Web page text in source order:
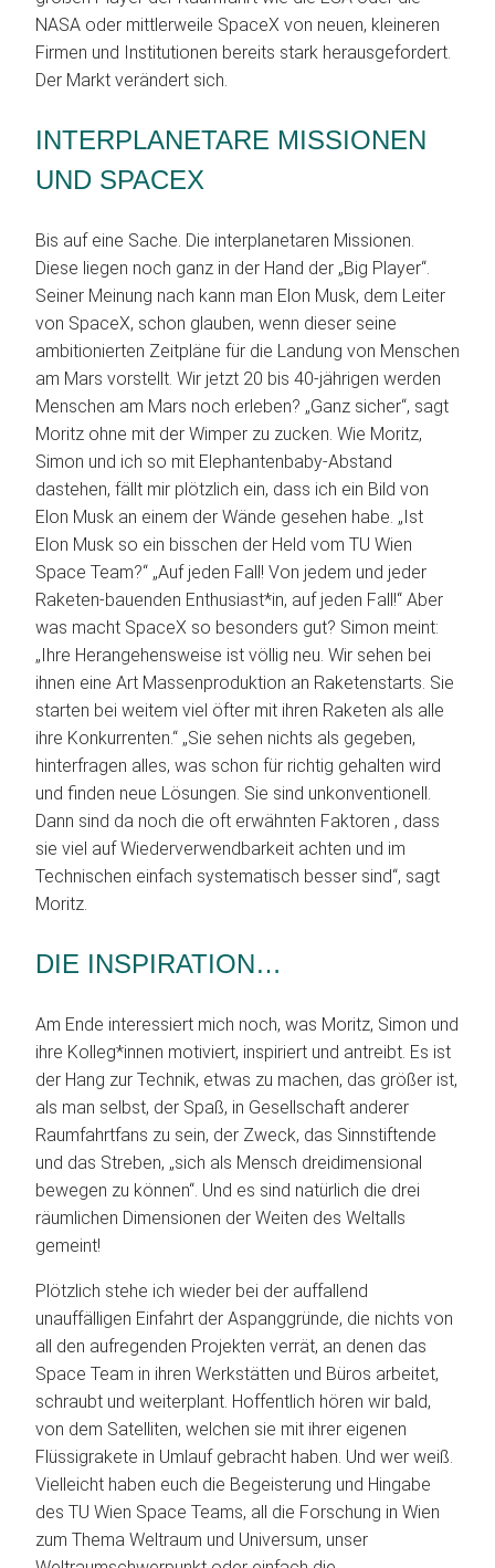
NASA oder mittlerweile SpaceX von neuen, kleineren
Firmen und Institutionen bereits stark herausgefordert.
Der Markt verändert sich.
INTERPLANETARE MISSIONEN
UND SPACEX
Bis auf eine Sache. Die interplanetaren Missionen.
Diese liegen noch ganz in der Hand der „Big Player“.
Seiner Meinung nach kann man Elon Musk, dem Leiter
von SpaceX, schon glauben, wenn dieser seine
ambitionierten Zeitpläne für die Landung von Menschen
am Mars vorstellt. Wir jetzt 20 bis 40-jährigen werden
Menschen am Mars noch erleben? „Ganz sicher“, sagt
Moritz ohne mit der Wimper zu zucken. Wie Moritz,
Simon und ich so mit Elephantenbaby-Abstand
dastehen, fällt mir plötzlich ein, dass ich ein Bild von
Elon Musk an einem der Wände gesehen habe. „Ist
Elon Musk so ein bisschen der Held vom TU Wien
Space Team?“ „Auf jeden Fall! Von jedem und jeder
Raketen-bauenden Enthusiast*in, auf jeden Fall!“ Aber
was macht SpaceX so besonders gut? Simon meint:
„Ihre Herangehensweise ist völlig neu. Wir sehen bei
ihnen eine Art Massenproduktion an Raketenstarts. Sie
starten bei weitem viel öfter mit ihren Raketen als alle
ihre Konkurrenten.“ „Sie sehen nichts als gegeben,
hinterfragen alles, was schon für richtig gehalten wird
und finden neue Lösungen. Sie sind unkonventionell.
Dann sind da noch die oft erwähnten Faktoren , dass
sie viel auf Wiederverwendbarkeit achten und im
Technischen einfach systematisch besser sind“, sagt
Moritz.
DIE INSPIRATION…
Am Ende interessiert mich noch, was Moritz, Simon und
ihre Kolleg*innen motiviert, inspiriert und antreibt. Es ist
der Hang zur Technik, etwas zu machen, das größer ist,
als man selbst, der Spaß, in Gesellschaft anderer
Raumfahrtfans zu sein, der Zweck, das Sinnstiftende
und das Streben, „sich als Mensch dreidimensional
bewegen zu können“. Und es sind natürlich die drei
räumlichen Dimensionen der Weiten des Weltalls
gemeint!
Plötzlich stehe ich wieder bei der auffallend
unauffälligen Einfahrt der Aspanggründe, die nichts von
all den aufregenden Projekten verrät, an denen das
Space Team in ihren Werkstätten und Büros arbeitet,
schraubt und weiterplant. Hoffentlich hören wir bald,
von dem Satelliten, welchen sie mit ihrer eigenen
Flüssigrakete in Umlauf gebracht haben. Und wer weiß.
Vielleicht haben euch die Begeisterung und Hingabe
des TU Wien Space Teams, all die Forschung in Wien
zum Thema Weltraum und Universum, unser